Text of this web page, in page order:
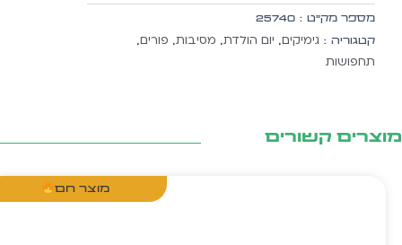
חגיגית
מוזהבת
מספר מק״ט :25740
קטגוריה : גימיקים,יום הולדת, מסיבות,פורים,
תחפושות
קשורים
מוצר חם